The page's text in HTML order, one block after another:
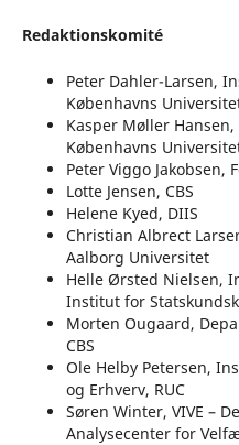
Redaktionskomité
Peter Dahler-Larsen,
Københavns
Kasper Møller
Københavns
Peter Viggo Jakobsen,
Lotte Jensen, CBS
Helene Kyed, DIIS
Christian Albrect
Aalborg Universitet
Helle Ørsted Nielsen,
Institut for
Morten Ougaard,
CBS
Ole Helby Petersen,
og Erhverv, RUC
Søren Winter, VIVE –
Analysecenter for